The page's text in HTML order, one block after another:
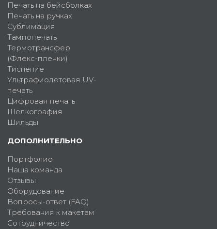
Печать на бейсболках
Печать на ручках
Сублимация
Тампопечать
Термотрансфер
(Флекс-пленки)
Тиснение
Ультрафиолетовая UV-
печать
Цифровая печать
Шелкография
Шильды
ДОПОЛНИТЕЛЬНО
Портфолио
Наша команда
Отзывы
Оборудование
Вопросы-ответ (FAQ)
Требования к макетам
Сотрудничество